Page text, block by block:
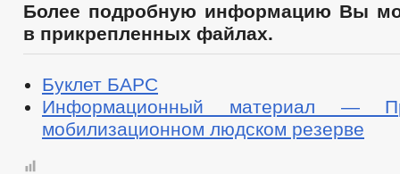
Более подробную информацию Вы
в прикрепленных файлах.
Буклет БАРС
Информационный материал —
мобилизационном людском резерве